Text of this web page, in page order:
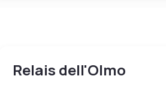
Relais dell'Olmo